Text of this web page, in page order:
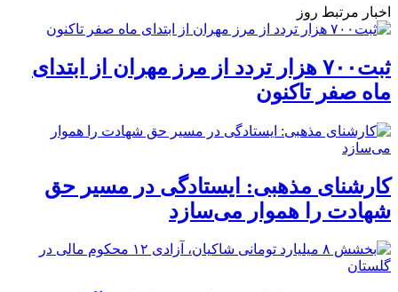
اخبار مرتبط روز
ثبت۷۰۰ هزار تردد از مرز مهران از ابتدای
ماه صفر تاکنون
کارشنای مذهبی: ایستادگی در مسیر حق
شهادت را هموار می‌سازد